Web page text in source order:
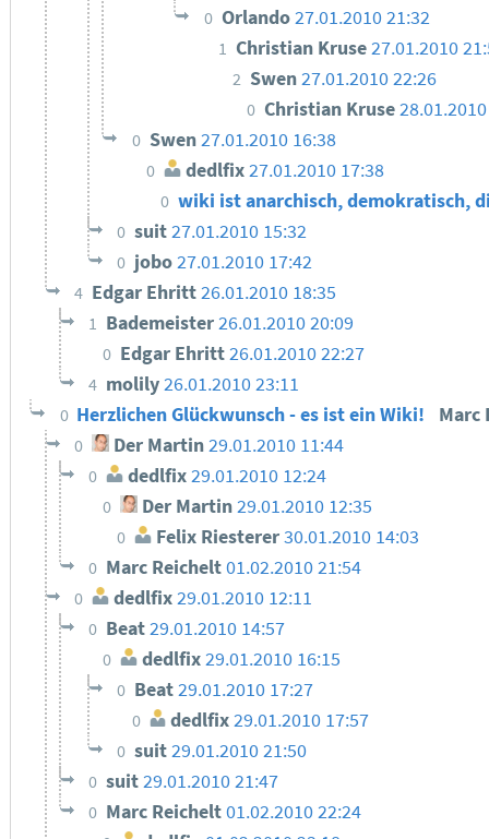
0 Orlando27.01.2010 21:32
1 Christian Kruse27.01.2010
2 Swen27.01.2010 22:26
0 Christian Kruse
0 Swen27.01.2010 16:38
0 dedlfix 27.01.2010 17:38
0 wiki ist anarchisch, demokratisch,
0 suit27.01.2010 15:32
0 jobo27.01.2010 17:42
4 Edgar Ehritt26.01.2010 18:35
1 Bademeister26.01.2010 20:09
0 Edgar Ehritt26.01.2010 22:27
4 molily26.01.2010 23:11
0 Herzlichen Glückwunsch - es ist ein Wiki! Marc
0 Der Martin 29.01.2010 11:44
0 dedlfix29.01.2010 12:24
0 Der Martin29.01.2010 12:35
0 Felix Riesterer30.01.2010 14:03
0 Marc Reichelt01.02.2010 21:54
0 dedlfix 29.01.2010 12:11
0 Beat29.01.2010 14:57
0 dedlfix29.01.2010 16:15
0 Beat29.01.2010 17:27
0 dedlfix29.01.2010 17:57
0 suit29.01.2010 21:50
0 suit29.01.2010 21:47
0 Marc Reichelt01.02.2010 22:24